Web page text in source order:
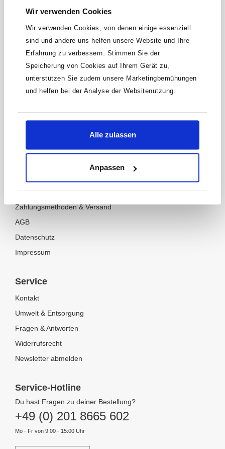
Wir verwenden Cookies
Wir verwenden Cookies, von denen einige essenziell
sind und andere uns helfen unsere Website und Ihre
Erfahrung zu verbessern. Stimmen Sie der
Speicherung von Cookies auf Ihrem Gerät zu,
unterstützen Sie zudem unsere Marketingbemühungen
und helfen bei der Analyse der Websitenutzung.
Alle zulassen
Anpassen
Deine Zufriedenheit hat Priorität: Sofort verfügbare Artikel
Bestelle bequem Produkte von HAZET von zu Hause aus ab
100€ versandkostenfrei
14 Tage Rückgaberecht
Über uns
Zahlungsmethoden & Versand
AGB
Datenschutz
Impressum
Service
Kontakt
Umwelt & Entsorgung
Fragen & Antworten
Widerrufsrecht
Newsletter abmelden
Service-Hotline
Du hast Fragen zu deiner Bestellung?
+49 (0) 201 8665 602
Mo - Fr von 9:00 - 15:00 Uhr